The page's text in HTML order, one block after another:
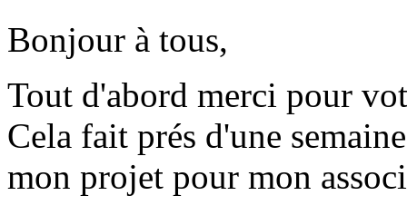
Bonjour à tous,
Tout d'abord merci pour
Cela fait prés d'une
mon projet pour mon